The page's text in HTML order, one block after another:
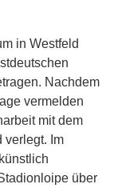
in Westfeld
Nachdem
vermelden
mit dem
verlegt. Im
über